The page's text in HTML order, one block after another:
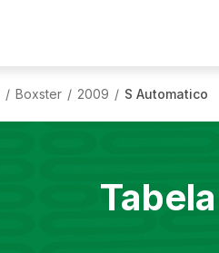
/ Boxster / 2009 / S Automatico